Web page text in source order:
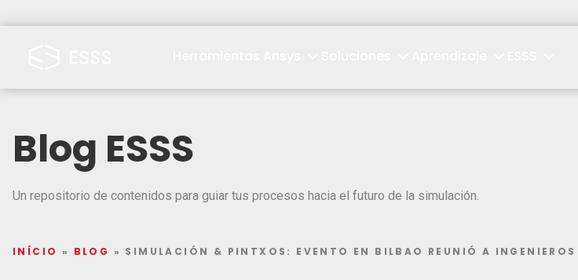
Blog ESSS
Un repositorio de contenidos para guiar tus procesos hacia el futuro de la simulación.
INÍCIO » BLOG » SIMULACIÓN & PINTXOS: EVENTO EN BILBAO REUNIÓ A INGENIEROS